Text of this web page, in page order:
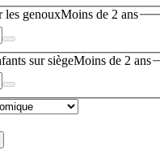
les genouxMoins de 2 ans
sur siègeMoins de 2 ans